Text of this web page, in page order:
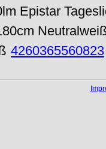
Epistar
4260365560823